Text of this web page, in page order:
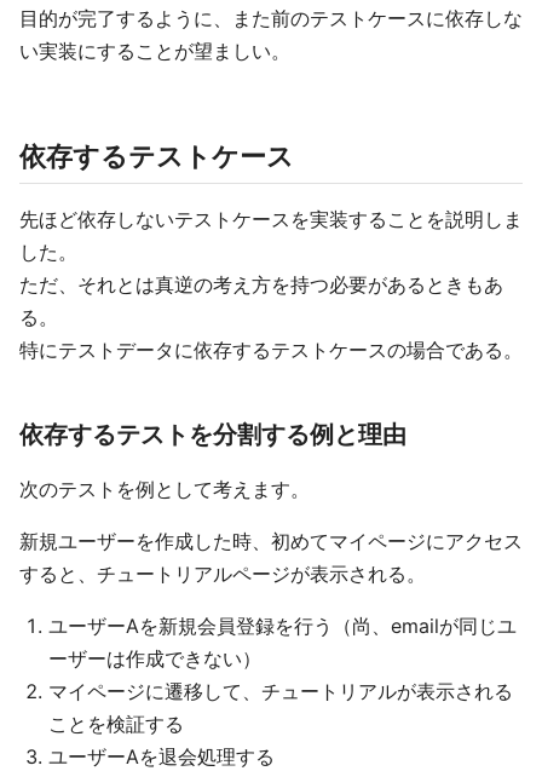
目的が完了するように、また前のテストケースに依存しな
い実装にすることが望ましい。
依存するテストケース
先ほど依存しないテストケースを実装することを説明しま
した。
ただ、それとは真逆の考え方を持つ必要があるときもあ
る。
特にテストデータに依存するテストケースの場合である。
依存するテストを分割する例と理由
次のテストを例として考えます。
新規ユーザーを作成した時、初めてマイページにアクセス
すると、チュートリアルページが表示される。
ユーザーAを新規会員登録を行う（尚、emailが同じユ
ーザーは作成できない）
マイページに遷移して、チュートリアルが表示される
ことを検証する
ユーザーAを退会処理する